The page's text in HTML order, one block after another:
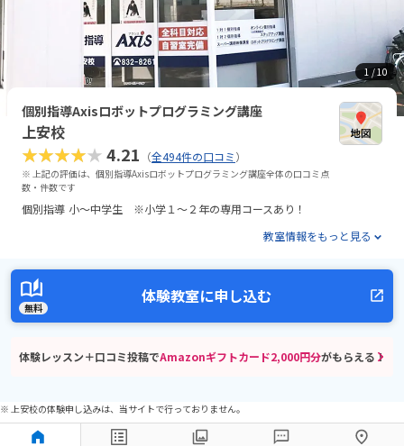
1 / 10
個別指導Axisロボットプログラミング講座
上安校
★★★★★4.21 （全494件の口コミ）
※ 上記の評価は、個別指導Axisロボットプログラミング講座全体の口コミ点
数・件数です
個別指導 小～中学生 ※小学１～２年の専用コースあり！
教室情報をもっと見る
無料
体験教室に申し込む
体験レッスン＋口コミ投稿でAmazonギフトカード2,000円分がもらえる！
※ 上安校の体験申し込みは、当サイトで行っておりません。